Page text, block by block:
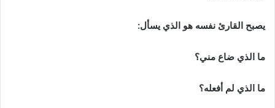
يصبح القارئ نفسه هو الذي يسأل:
ما الذي ضاع مني؟
ما الذي لم أفعله؟